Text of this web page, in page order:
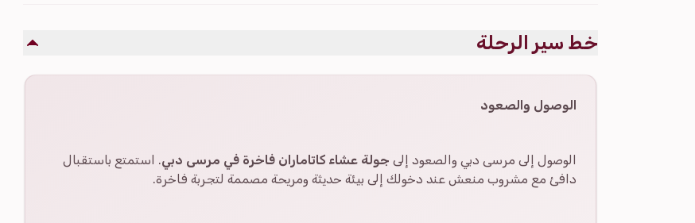
خط سير الرحلة
الوصول والصعود
الوصول إلى مرسى دبي والصعود إلى جولة عشاء كاتاماران فاخرة في مرسى دبي. استمتع باستقبال
دافئ مع مشروب منعش عند دخولك إلى بيئة حديثة ومريحة مصممة لتجربة فاخرة.